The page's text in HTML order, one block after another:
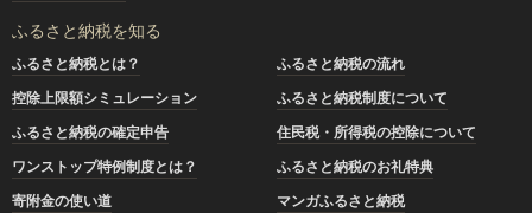
ふるさと納税を知る
ふるさと納税とは？
ふるさと納税の流れ
控除上限額シミュレーション
ふるさと納税制度について
ふるさと納税の確定申告
住民税・所得税の控除について
ワンストップ特例制度とは？
ふるさと納税のお礼特典
寄附金の使い道
マンガふるさと納税